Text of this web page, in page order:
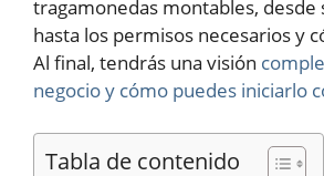
tragamonedas montables, desde
hasta los permisos necesarios y
Al final, tendrás una visión
negocio y cómo puedes iniciarlo
Tabla de contenido